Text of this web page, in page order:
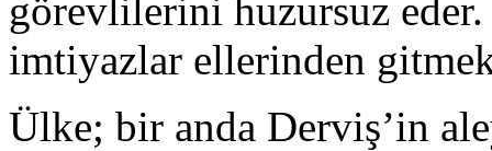
görevlilerini huzursuz
imtiyazlar ellerinden
Ülke; bir anda Derviş’in